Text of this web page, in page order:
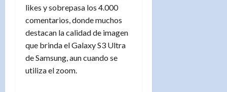
likes y sobrepasa los 4.000
comentarios, donde muchos
destacan la calidad de imagen
que brinda el Galaxy S3 Ultra
de Samsung, aun cuando se
utiliza el zoom.